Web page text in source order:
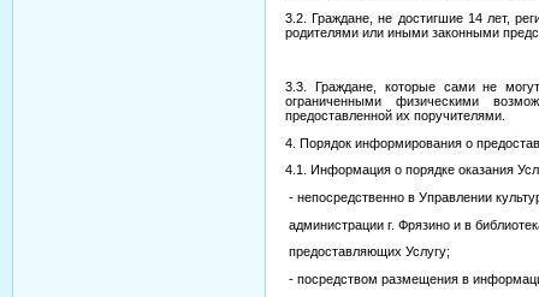
3.2. Граждане, не достигшие 14 лет,
родителями или иными законными
3.3. Граждане, которые сами не
ограниченными физическими
предоставленной их поручителями.
4. Порядок информирования о
4.1. Информация о порядке оказания
- непосредственно в Управлении
администрации г. Фрязино и в
предоставляющих Услугу;
- посредством размещения в